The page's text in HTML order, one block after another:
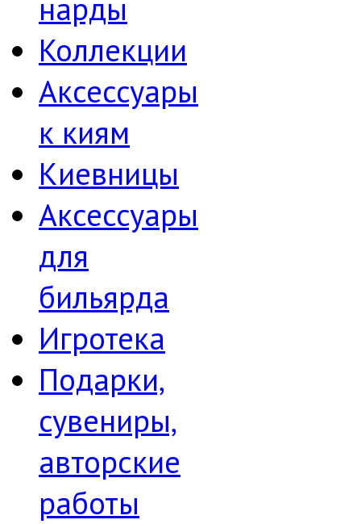
Коллекции
Аксессуары
к киям
Киевницы
Аксессуары
для
бильярда
Игротека
Подарки,
сувениры,
авторские
работы